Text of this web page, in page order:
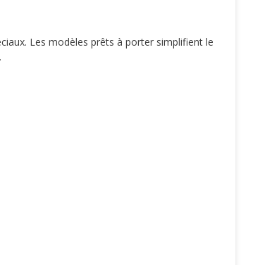
Les modèles prêts à porter simplifient le